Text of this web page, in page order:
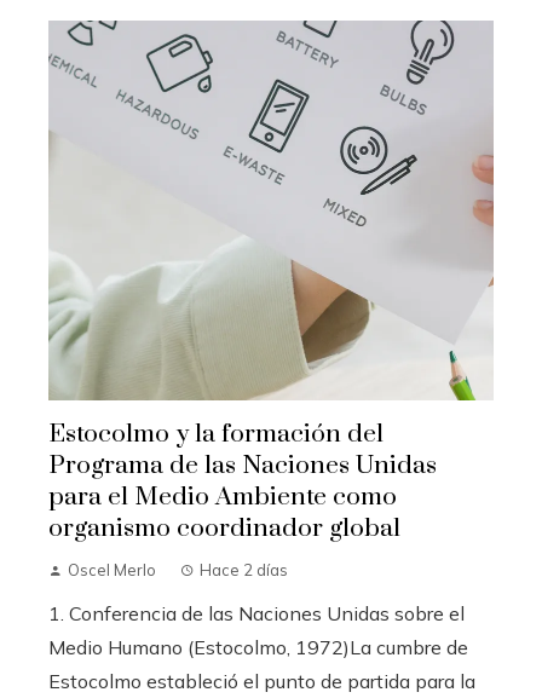
Estocolmo y la formación del
Programa de las Naciones Unidas
para el Medio Ambiente como
organismo coordinador global
Oscel Merlo Hace 2 días
1. Conferencia de las Naciones Unidas sobre el
Medio Humano (Estocolmo, 1972)La cumbre de
Estocolmo estableció el punto de partida para la